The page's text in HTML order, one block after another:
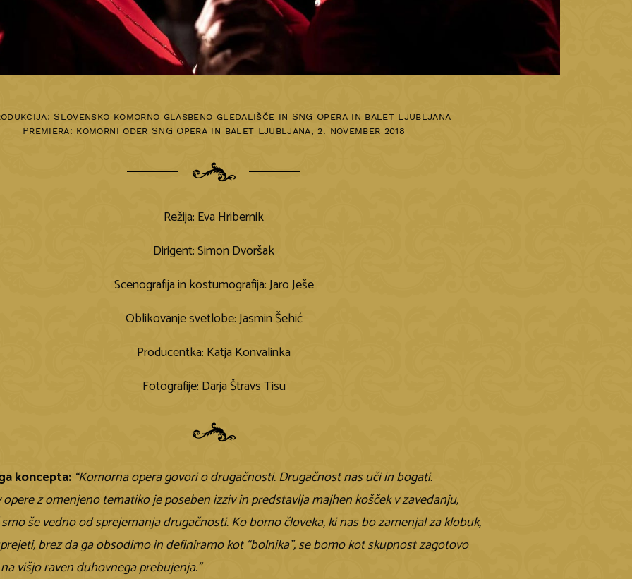
Slovensko komorno glasbeno gledališče in SNG Opera in balet Ljubljana
Premiera: komorni oder SNG Opera in balet Ljubljana,2. november 2018
Režija: Eva Hribernik
Dirigent: Simon Dvoršak
Scenografija in kostumografija: Jaro Ješe
Oblikovanje svetlobe: Jasmin Šehić
Producentka: Katja Konvalinka
Fotografije: Darja Štravs Tisu
koncepta: “Komorna opera govori o drugačnosti. Drugačnost nas uči in bogati.
z omenjeno tematiko je poseben izziv in predstavlja majhen košček v zavedanju,
še vedno od sprejemanja drugačnosti. Ko bomo človeka, ki nas bo zamenjal za klobuk,
brez da ga obsodimo in definiramo kot “bolnika”, se bomo kot skupnost zagotovo
višjo raven duhovnega prebujenja.”